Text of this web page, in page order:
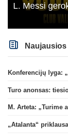
L. Messi
Naujausios
Turo anonsas:
M. Arteta: „Turime